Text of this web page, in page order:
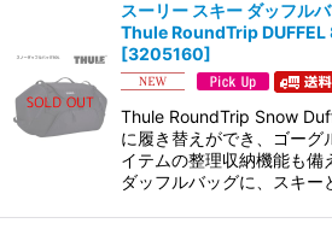
スーリー スキー ダッフル
Thule RoundTrip
[3205160]
Thule RoundTrip Snow
に履き替えができ、ゴーグ
イテムの整理収納機能も備
ダッフルバッグに、スキー